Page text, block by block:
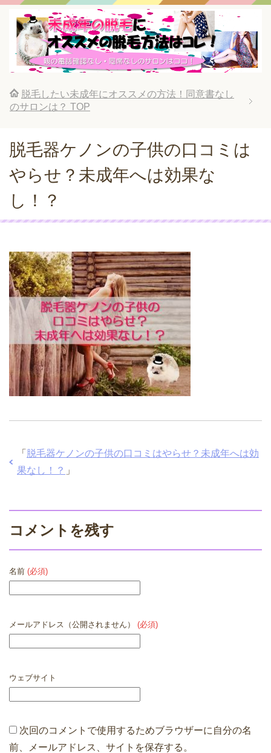
脱毛したい未成年にオススメの方法！同意書なし
のサロンは？ TOP
脱毛器ケノンの子供の口コミは
やらせ？未成年へは効果な
し！？
「 脱毛器ケノンの子供の口コミはやらせ？未成年へは効
果なし！？ 」
コメントを残す
名前 (必須)
メールアドレス（公開されません） (必須)
ウェブサイト
次回のコメントで使用するためブラウザーに自分の名
前、メールアドレス、サイトを保存する。